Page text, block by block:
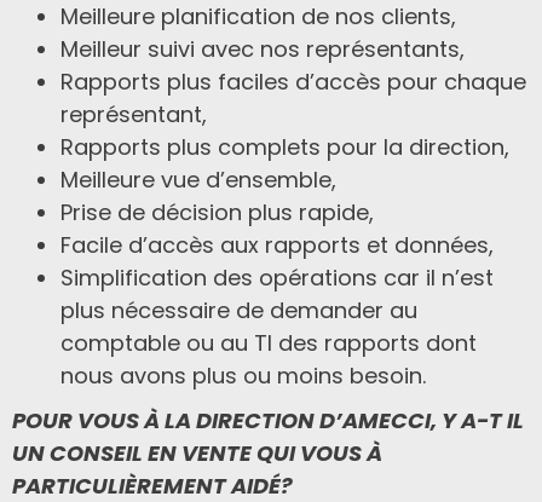
Meilleure planification de nos clients,
Meilleur suivi avec nos représentants,
Rapports plus faciles d’accès pour chaque
représentant,
Rapports plus complets pour la direction,
Meilleure vue d’ensemble,
Prise de décision plus rapide,
Facile d’accès aux rapports et données,
Simplification des opérations car il n’est
plus nécessaire de demander au
comptable ou au TI des rapports dont
nous avons plus ou moins besoin.
POUR VOUS À LA DIRECTION D’AMECCI, Y A-T IL
UN CONSEIL EN VENTE QUI VOUS À
PARTICULIÈREMENT AIDÉ?